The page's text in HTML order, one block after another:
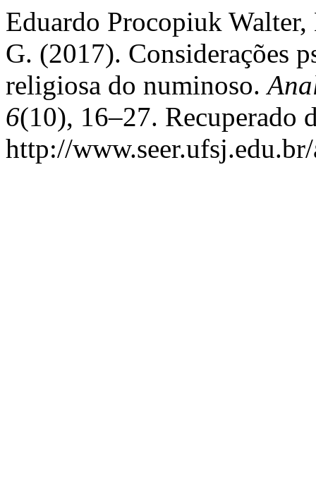
Eduardo Procopiuk
G. (2017). Considerações
religiosa do numinoso.
6(10), 16–27. Recuperado
http://